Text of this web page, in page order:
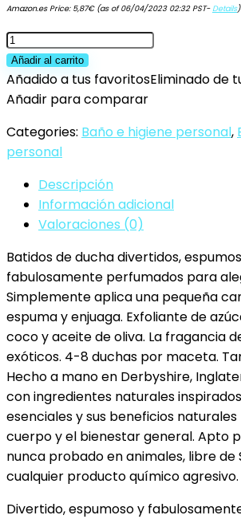
Amazon.es Price: 5,87€(as of 06/04/2023 02:32 PST-Details)
Wild
Olive
Batido
de
de
coco
cantidad
Añadir al carrito
Añadido a tus favoritosEliminado de
Añadir para comparar
Categories: Baño e higiene personal,
personal
Descripción
Información adicional
Valoraciones (0)
Batidos de ducha divertidos,
fabulosamente perfumados para
Simplemente aplica una pequeña
espuma y enjuaga. Exfoliante de
coco y aceite de oliva. La fragancia
exóticos. 4-8 duchas por maceta.
Hecho a mano en Derbyshire,
con ingredientes naturales
esenciales y sus beneficios
cuerpo y el bienestar general. Apto
nunca probado en animales, libre de
cualquier producto químico agresivo.
Divertido, espumoso y